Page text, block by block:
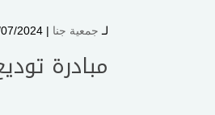
لـ جمعية جنا | 25/07/2024 |
مبادرة